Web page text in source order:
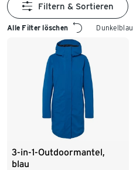
Alle Filter löschen Dunkelblau
Filtern & Sortieren
3-in-1-Outdoormantel,
blau